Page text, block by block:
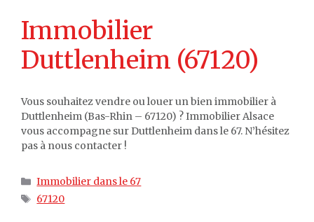
Immobilier
Duttlenheim (67120)
Vous souhaitez vendre ou louer un bien immobilier à
Duttlenheim (Bas-Rhin – 67120) ? Immobilier Alsace
vous accompagne sur Duttlenheim dans le 67. N’hésitez
pas à nous contacter !
Catégories
Immobilier dans le 67
Étiquettes
67120